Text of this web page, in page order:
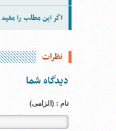
اگر این مطلب را مفید
نظرات
دیدگاه شما
نام : (الزامی)